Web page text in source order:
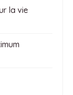
la vie